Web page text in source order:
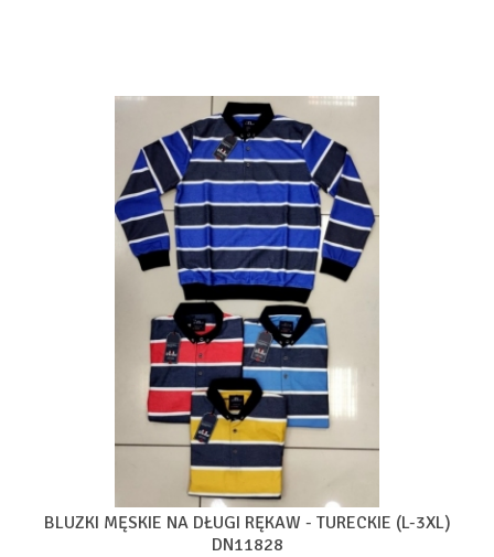
BLUZKI MĘSKIE NA DŁUGI RĘKAW - TURECKIE (L-3XL)
DN11828